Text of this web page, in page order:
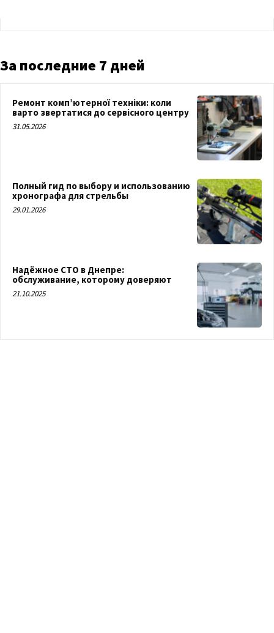
За последние 7 дней
Ремонт комп’ютерної техніки: коли
варто звертатися до сервісного центру
31.05.2026
Полный гид по выбору и использованию
хронографа для стрельбы
29.01.2026
Надёжное СТО в Днепре:
обслуживание, которому доверяют
21.10.2025